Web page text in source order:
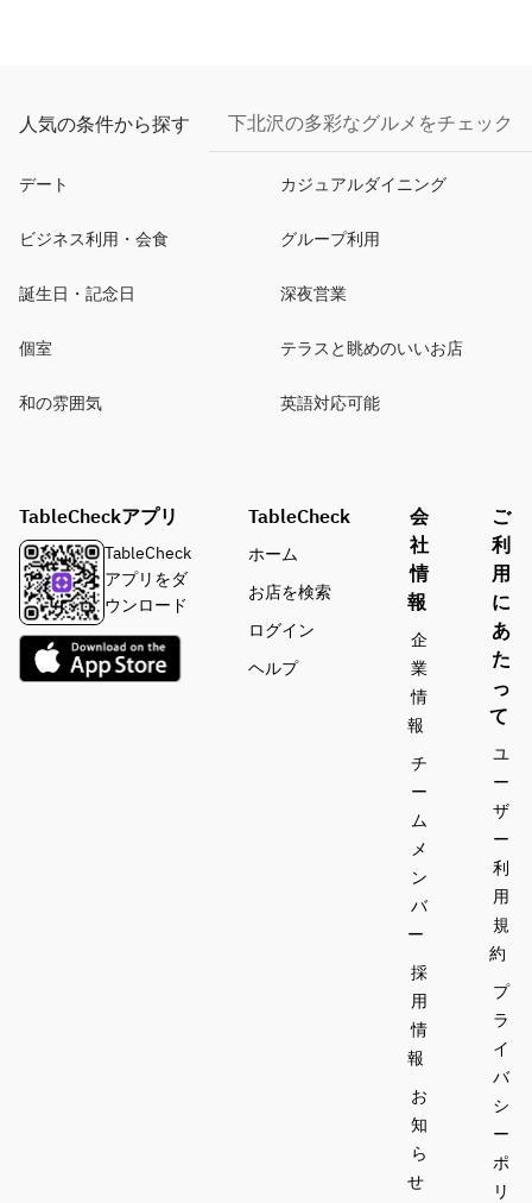
人気の条件から探す 下北沢の多彩なグルメをチェック
デート カジュアルダイニング
ビジネス利用・会食 グループ利用
誕生日・記念日 深夜営業
個室 テラスと眺めのいいお店
和の雰囲気 英語対応可能
TableCheckアプリ
TableCheck
アプリをダ
ウンロード
TableCheck
ホーム
お店を検索
ログイン
ヘルプ
会
社
情
報
企
業
情
報
チ
ー
ム
メ
ン
バ
ー
採
用
情
報
お
知
ら
せ
ご
利
用
に
あ
た
っ
て
ユ
ー
ザ
ー
利
用
規
約
プ
ラ
イ
バ
シ
ー
ポ
リ